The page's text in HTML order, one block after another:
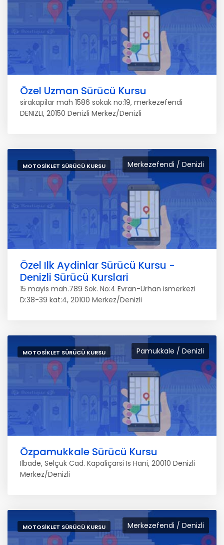
Özel Uzman Sürücü Kursu
sirakapilar mah 1586 sokak no:19, merkezefendi
DENIZLI, 20150 Denizli Merkez/Denizli
Merkezefendi / Denizli
MOTOSIKLET SÜRÜCÜ KURSU
Özel Ilk Aydinlar Sürücü Kursu -
Denizli Sürücü Kurslari
15 mayis mah.789 Sok. No:4 Evran-Urhan ismerkezi
D:38-39 kat:4, 20100 Merkez/Denizli
Pamukkale / Denizli
MOTOSIKLET SÜRÜCÜ KURSU
Özpamukkale Sürücü Kursu
Ilbade, Selçuk Cad. Kapaliçarsi Is Hani, 20010 Denizli
Merkez/Denizli
Merkezefendi / Denizli
MOTOSIKLET SÜRÜCÜ KURSU